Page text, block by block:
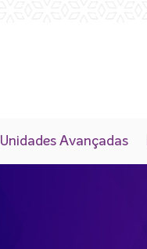
Unidades Avançadas